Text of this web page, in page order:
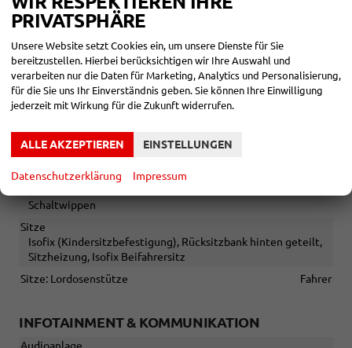
Sonstiges
Irrtümer vorbehalten
INNEN
Armlehnen
Fensterheber
Lenkrad
Schaltwippen
Sitze
Isofix (Kindersitzbefestigung), Rücksitzbank hinten geteilt,
Sitzheizung, Isofix Beifahrersitz
Sitze: Lordosenstütze
Fahrer
INFOTAINMENT & KOMMUNIKATION
PRIVATSPHÄRE
Unsere Website setzt Cookies ein, um unsere Dienste für Sie
bereitzustellen. Hierbei berücksichtigen wir Ihre Auswahl und
verarbeiten nur die Daten für Marketing, Analytics und Personalisierung,
für die Sie uns Ihr Einverständnis geben. Sie können Ihre Einwilligung
jederzeit mit Wirkung für die Zukunft widerrufen.
ALLE AKZEPTIEREN EINSTELLUNGEN
Datenschutzerklärung Impressum